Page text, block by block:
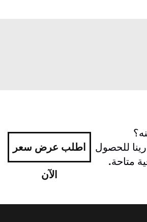
للحصول
متاحة.
اطلب عرض سعر
الآن